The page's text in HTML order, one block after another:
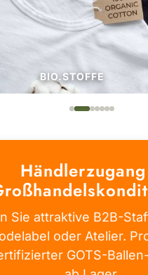
BIO.STOFFE
Sie attraktive B2B-
oder Atelier.
GOTS-